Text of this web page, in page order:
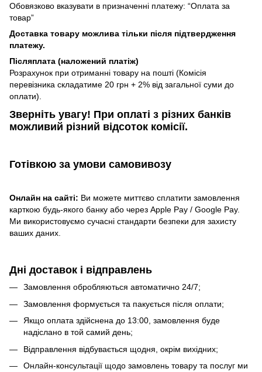
Обовязково вказувати в призначенні платежу: “Оплата за
товар”
Доставка товару можлива тільки після підтвердження
платежу.
Післяплата (наложений платіж)
Розрахунок при отриманні товару на пошті (Комісія
перевізника складатиме 20 грн + 2% від загальної суми до
оплати).
Зверніть увагу!​ При оплаті з різних банків
можливий різний відсоток комісії.
Готівкою за умови самовивозу
Онлайн на сайті: Ви можете миттєво сплатити замовлення
карткою будь-якого банку або через Apple Pay / Google Pay.
Ми використовуємо сучасні стандарти безпеки для захисту
ваших даних.
Дні доставок і відправлень
Замовлення обробляються автоматично 24/7;
Замовлення формується та пакується після оплати;
Якщо оплата здійснена до 13:00, замовлення буде
надіслано в той самий день;
Відправлення відбувається щодня, окрім вихідних;
Онлайн-консультації щодо замовлень товару та послуг ми